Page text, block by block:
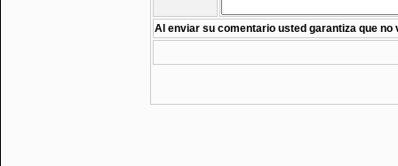
Al enviar su comentario usted garantiza que no